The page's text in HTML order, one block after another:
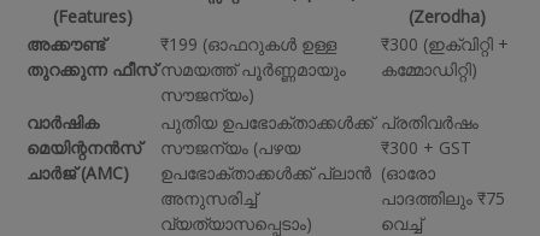
(Features)
(Zerodha)
അക്കൗണ്ട്
തുറക്കുന്ന ഫീസ്
₹199 (ഓഫറുകൾ ഉള്ള
സമയത്ത് പൂർണ്ണമായും
സൗജന്യം)
₹300 (ഇക്വിറ്റി +
കമ്മോഡിറ്റി)
വാർഷിക
മെയിന്റനൻസ്
ചാർജ് (AMC)
പുതിയ ഉപഭോക്താക്കൾക്ക്
സൗജന്യം (പഴയ
ഉപഭോക്താക്കൾക്ക് പ്ലാൻ
അനുസരിച്ച്
വ്യത്യാസപ്പെടാം)
പ്രതിവർഷം
₹300 + GST
(ഓരോ
പാദത്തിലും ₹75
വെച്ച്